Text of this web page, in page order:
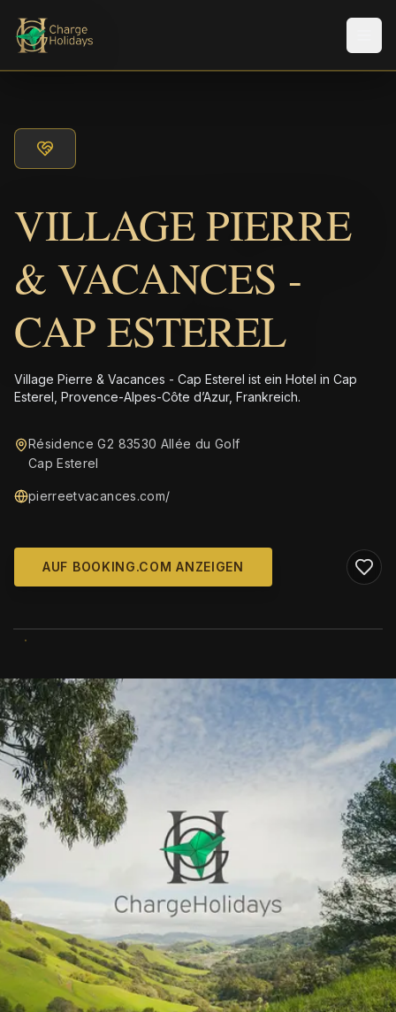
VILLAGE PIERRE
& VACANCES -
CAP ESTEREL
Village Pierre & Vacances - Cap Esterel ist ein Hotel in Cap
Esterel, Provence-Alpes-Côte d’Azur, Frankreich.
Résidence G2 83530 Allée du Golf
Cap Esterel
pierreetvacances.com/
AUF BOOKING.COM ANZEIGEN